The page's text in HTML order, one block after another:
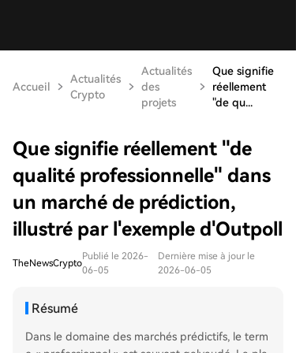
Accueil
Actualités
Crypto
Actualités
des
projets
Que signifie
réellement
"de qu...
Que signifie réellement "de
qualité professionnelle" dans
un marché de prédiction,
illustré par l'exemple d'Outpoll
TheNewsCrypto
Publié le 2026-
06-05
Dernière mise à jour le
2026-06-05
Résumé
Dans le domaine des marchés prédictifs, le term